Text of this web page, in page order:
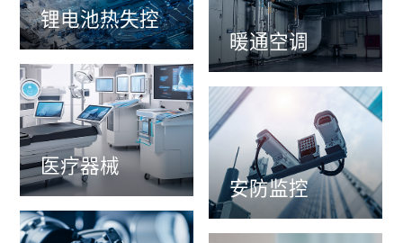
锂电池热失控
暖通空调
医疗器械
安防监控